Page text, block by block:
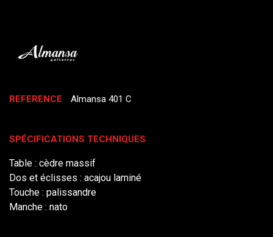
REFERENCE Almansa 401 C
SPÉCIFICATIONS TECHNIQUES
Table : cèdre massif
Dos et éclisses : acajou laminé
Touche : palissandre
Manche : nato